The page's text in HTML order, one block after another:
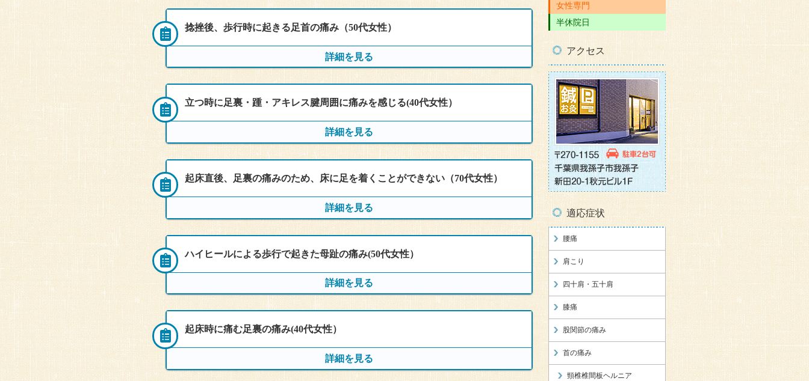
右足の痛みは改善したものの、左足裏の痛みに関しては、整形外科で湿布や電気療法を
行ったものの改善の兆しが診られない。
何か他に、方法はないかと思い当院に来院。
経過と施術
左足裏の第２・３趾の間を押すと、しこりのような硬さがみられた。また、この一点を
押すと、痛みと痺れを感じる。
そこで、ふくらはぎのツボに鍼をおこなった、ところ、３回の施術で朝の痛みなど、日
常生活における痛みは感じなくなった。
しかし、ジョギングを６kｍくらい走ると、その後痛みが再燃する。
それに対し、腰のツボに鍼を３日おきに、３回にわけて、行ったところ、その後ジョギ
ングをしても痛みが感じ入ることはなくなった。
その後は、再発予防、メンテナンスのために、週に１回通院中。
使用したツボの一例
下承山L L5(0.５）L
まとめ
足裏の痛みに対して、ふくらはぎと腰の動きと硬さに注目し、改善が観られた症例。
足裏の症状は、ふくらはぎや腰に問題があることが多い。
えるようになった。
2ヶ月後にマラソン大会に出場する予定があり、一日でも早く、トレーニングを再開し
所見
食欲あり。睡眠良好。便秘傾向。小便の量は少なく、夜間尿１回。下肢がむくみやす
い。肌の色は浅黒く、乾燥している。
脈：渋脈 舌：瘀血
経過と施術
経絡の足の太陽膀胱経の走行に沿って、調べると、腰椎5番と仙椎の間が狭く、動きが
下肢のむくみと小便の排泄回数から、腎気不足を疑う。
また、表裏関係にある、膀胱経の気血阻滞を考え、腰部と膝裏のツボに鍼を打つ。
その晩、膝より下がポカポカと暖かくなり、翌朝、起床後足をついた時の痛みが軽減し
ていた。
同じ施術内容を３回繰り返したところ、アキレス腱の痛みが左右とも消失し、ジョギン
グが再開できるようになった。
主な施術部位
委中（膝裏） 腎兪（腰部のツボ）
１年以上前から、平らなサンダルをはいて生活していたせいか、朝、ベッドから起き上
がり足を着く時や、歩き出しの時に両足の裏（土踏まずから踵にかけて）が痛む。
病院では、足底筋膜炎と告げられ、痛み止めを処方された。その他、インソールの指導
を受け、オーダーメイドで作成したが、改善がみられない。
悩んでいたところ、友人に鍼灸を勧められ、来院。
その他、正座すると膝から下がつる事が多い。
初回
正座すると膝より下がツルことから、アキレス腱周辺の硬さが原因であることを疑い、
アキレス腱周辺を緩めるように鍼を行う。
経過：施術をしたその日は足が軽かった。しかし、翌日には戻る。
2～５回目
初回施術後に足が軽くなったことから、アキレス腱の硬さが、症状の原因と考え、同じ
施術を繰り返したところ、朝の踵の痛みが軽減。
４回目。アキレス腱の硬さは取れていたが、ふくらはぎのこわばりが残っていたため、
ふくらはぎを緩めるように施術を行う。
4年前から、足の裏に軽い痛みがあったが、
来院4日前の起床時、足を床についたところ、左足の付け根（第2趾と第３趾骨の間）に
電気が通ったような激しい、痛みが出現。以後歩くことが困難になる。
歩くこと以外に子供を立位で抱っこする時に痛みでる。
経過と施術
体のバランス、歩行時の体重のかけ具合から、左ふくらはぎに問題があると考え、
同施術を2回行った、ところ痛みは消失。痺れは残る。
3回〜4回目：歩行時に足裏にかかる、負担を減らすため、首・骨盤の柔軟性を増す、目
的で臀部周辺の硬結に鍼を行う。
痛み痺れが消失。しかし、足裏に紙一枚貼ったような違和感が残る。
5〜6回目：右足に重心がしっかり乗ることで左足にかかる負担が減ると考、上脛腓関節
の周囲に鍼を行う。
施術後歩行時の姿勢を確認すると、左右に均等に体重かけられていることを確認。
６回目の施術の翌々日。違和感も消失したとの報告を受け、施術を終了とした。
２週間前より、左の踵の痛み。
歩行時、踵を地面につく時に痛みを感じる。
自然に治るだろうと、様子を見ていたが、次第に踵だけではなく、土踏まずの辺りまで
痛みを感じるようになった。
自分で足裏をマッサージすると、少し痛みは軽減するが、皮靴を履いた翌朝は、地面に
近所の整形外科で診てもらったところ、「足底筋膜炎」と告げられる。
湿布と痛み止めの飲み薬をだされたが、１週間たっても改善の兆しがみられないため、
症状
2ヶ月前から右踵のあたりに痛み出現。
長く歩いた翌日の朝、起床後の第一歩がとても痛い。その後、朝から昼にかけて、無理
をして歩いていると徐々に痛みは和らいでいくが、椅子などに長時間すわって、足を休
めた後は、立ち上がりの時に再び痛みを感じる。
その他：胸郭出口症候群スマホを操作していると、右肩から手にかけてしびれる。
頻度
週2回 12回
症状
来院する、2年前より、左足の裏が痛む。スーパーでの買い物も杖をつかないと歩けな
いほど辛いため、整形外科で、診てもらったところ、モートン病と告げられる。
経皮消炎鎮痛の湿布により、僅かに痛みは軽減するものの、その後も痛みのため長い距
離は歩くのが困難。左足をかばうためか足首や膝まで徐々に痛みを感じるようになる。
コンクリートなど硬い場所を歩くときに痛みが特に強く感じる。
来院者
50代男性 2021年7月〜
頻度
週2回
通院回数
5回
症状
捻挫後、歩行時に起きる足首の痛み（50代女性）
詳細を見る
来院者
50代女性 2020年9月〜10月
頻度 通院回数
5回
症状
立つ時に足裏・踵・アキレス腱周囲に痛みを感じる(40代女性）
詳細を見る
来院者
2021年２月〜2021年3月
頻度
週2回
通院回数
５回
症状
起床直後、足裏の痛みのため、床に足を着くことができない（70代女性）
詳細を見る
来院者 通院期間
2020年６月~（３週間）
頻度
週２回
来院者
ハイヒールによる歩行で起きた母趾の痛み(50代女性）
詳細を見る
来院者
２０１８年１２月〜２０１９年１月
起床時に痛む足裏の痛み(40代女性）
詳細を見る
女性専門
半休院日
アクセス
適応症状
腰痛
肩こり
四十肩・五十肩
膝痛
股関節の痛み
首の痛み
頸椎椎間板ヘルニア